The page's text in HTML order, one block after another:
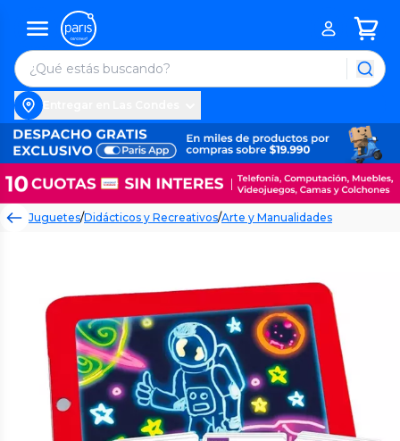
Juguetes/Didácticos y Recreativos/Arte y Manualidades